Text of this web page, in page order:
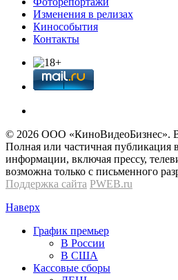
Изменения в релизах
Кинособытия
Контакты
© 2026 OOО «КиноВидеоБизнес».
Полная или частичная публикация
информации, включая прессу,
возможна только с письменного
Поддержка сайта PWEB.ru
Наверх
График премьер
В России
В США
Кассовые сборы